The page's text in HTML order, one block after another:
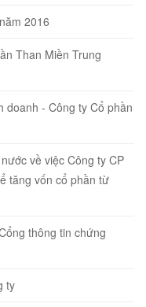
2016
Than Miền Trung
doanh - Công ty Cổ phần
về việc Công ty CP
tăng vốn cổ phần từ
thông tin chứng
ty